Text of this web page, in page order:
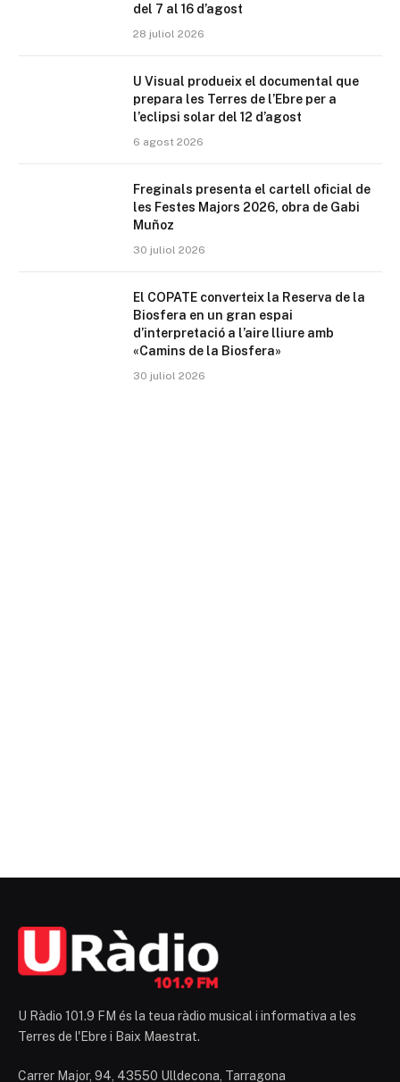
del 7 al 16 d’agost
28 juliol 2026
U Visual produeix el documental que
prepara les Terres de l’Ebre per a
l’eclipsi solar del 12 d’agost
6 agost 2026
Freginals presenta el cartell oficial de
les Festes Majors 2026, obra de Gabi
Muñoz
30 juliol 2026
El COPATE converteix la Reserva de la
Biosfera en un gran espai
d’interpretació a l’aire lliure amb
«Camins de la Biosfera»
30 juliol 2026
U Ràdio 101.9 FM és la teua ràdio musical i informativa a les
Terres de l'Ebre i Baix Maestrat.
Carrer Major, 94, 43550 Ulldecona, Tarragona